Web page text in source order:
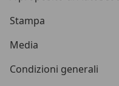
Stampa
Media
Condizioni generali